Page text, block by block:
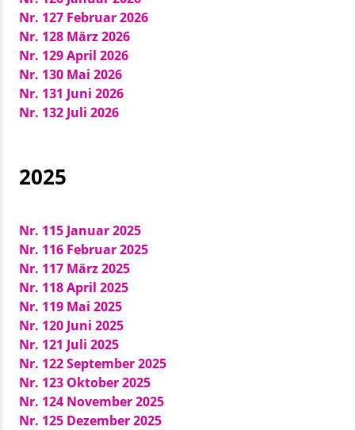
Nr. 127 Februar 2026
Nr. 128 März 2026
Nr. 129 April 2026
Nr. 130 Mai 2026
Nr. 131 Juni 2026
Nr. 132 Juli 2026
2025
Nr. 115 Januar 2025
Nr. 116 Februar 2025
Nr. 117 März 2025
Nr. 118 April 2025
Nr. 119 Mai 2025
Nr. 120 Juni 2025
Nr. 121 Juli 2025
Nr. 122 September 2025
Nr. 123 Oktober 2025
Nr. 124 November 2025
Nr. 125 Dezember 2025